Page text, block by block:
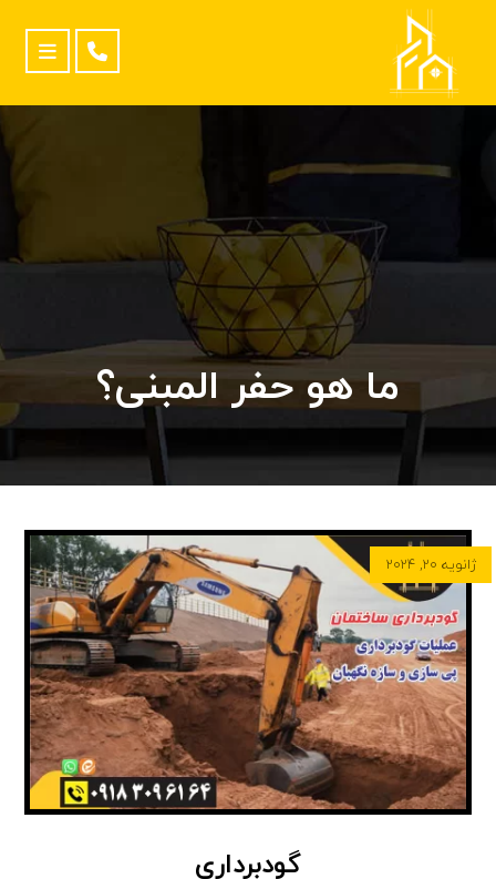
ما هو حفر المبنى؟
گودبرداری
ژانویه ۲۰, ۲۰۲۴